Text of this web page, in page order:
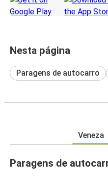
Nesta página
Paragens de autocarro
Veneza
Paragens de